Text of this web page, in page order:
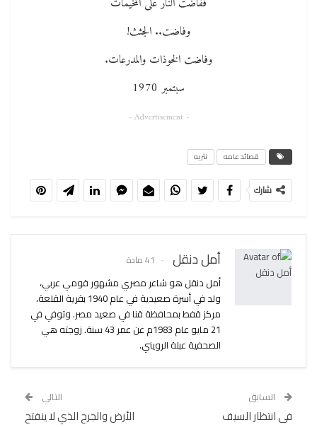
وفاضت.. الجثث!
وفاضت الخوذات والمدرعات.
سبتمبر 1970
- Advertisement -
قصائد عامه نثريه
شارك
أمل دنقل 41 مادة
أمل دنقل هو شاعر مصري مشهور قومي عربي،
ولد في أسرة صعيدية في عام 1940 بقرية القلعة،
مركز قفط بمحافظة قنا في صعيد مصر. وتوفي في
21 مايو عام 1983م عن عمر 43 سنة. زوجته هي
الصحفية عبلة الرويني.
السابق
فى انتظار السيف
التالي
الأرض والجرح الذي لا ينفتح